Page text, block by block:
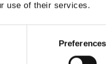
use of their services.
Preferences
marinieren.
auf viele
aus